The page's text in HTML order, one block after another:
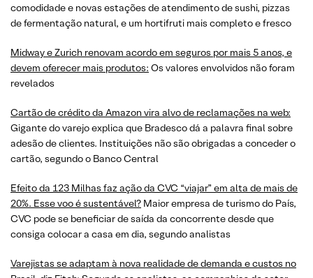
comodidade e novas estações de atendimento de sushi, pizzas
de fermentação natural, e um hortifruti mais completo e fresco
Midway e Zurich renovam acordo em seguros por mais 5 anos, e
devem oferecer mais produtos: Os valores envolvidos não foram
revelados
Cartão de crédito da Amazon vira alvo de reclamações na web:
Gigante do varejo explica que Bradesco dá a palavra final sobre
adesão de clientes. Instituições não são obrigadas a conceder o
cartão, segundo o Banco Central
Efeito da 123 Milhas faz ação da CVC “viajar” em alta de mais de
20%. Esse voo é sustentável? Maior empresa de turismo do País,
CVC pode se beneficiar de saída da concorrente desde que
consiga colocar a casa em dia, segundo analistas
Varejistas se adaptam à nova realidade de demanda e custos no